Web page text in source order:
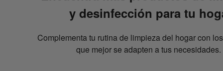
y desinfección para tu
Complementa tu rutina de limpieza del hogar con
que mejor se adapten a tus necesidades.